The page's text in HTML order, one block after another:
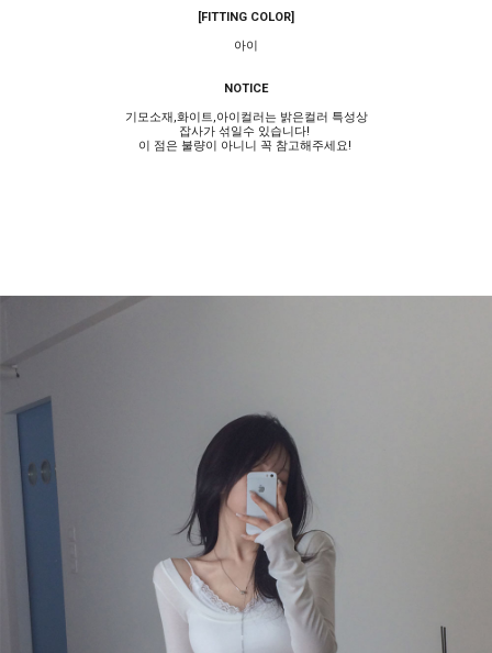
[FITTING COLOR]
아이
NOTICE
기모소재,화이트,아이컬러는 밝은컬러 특성상
잡사가 섞일수 있습니다!
이 점은 불량이 아니니 꼭 참고해주세요!